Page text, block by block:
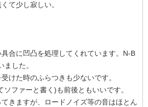
て少し寂しい。
合に凹凸を処理してくれています。N-B
した。
けた時のふらつきも少ないです。
ソファーと書く)も前後ともいいです。
きますが、ロードノイズ等の音はほとん